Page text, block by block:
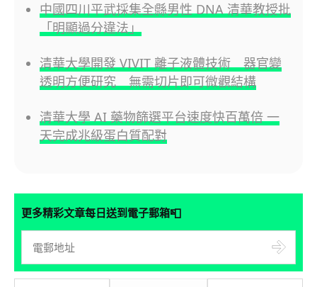
中國四川平武採集全縣男性 DNA 清華教授批
「明顯過分違法」
清華大學開發 VIVIT 離子液體技術 器官變
透明方便研究 無需切片即可微觀結構
清華大學 AI 藥物篩選平台速度快百萬倍 一
天完成兆級蛋白質配對
更多精彩文章每日送到電子郵箱📮